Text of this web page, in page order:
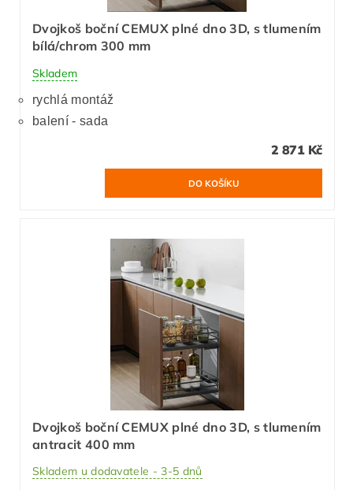
Dvojkoš boční CEMUX plné dno 3D, s tlumením
bílá/chrom 300 mm
Skladem
rychlá montáž
balení - sada
2 871 Kč
Dvojkoš boční CEMUX plné dno 3D, s tlumením
antracit 400 mm
Skladem u dodavatele - 3-5 dnů